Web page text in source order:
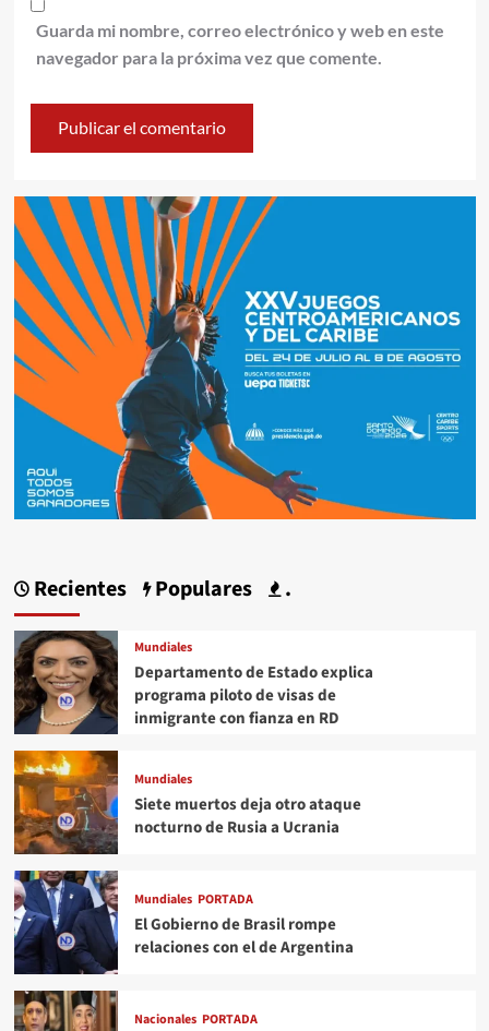
Guarda mi nombre, correo electrónico y web en este
navegador para la próxima vez que comente.
Recientes Populares .
Mundiales
Departamento de Estado explica
programa piloto de visas de
inmigrante con fianza en RD
Mundiales
Siete muertos deja otro ataque
nocturno de Rusia a Ucrania
Mundiales PORTADA
El Gobierno de Brasil rompe
relaciones con el de Argentina
Nacionales PORTADA